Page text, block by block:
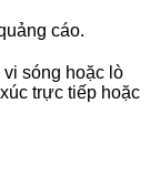
cáo.
sóng hoặc lò
trực tiếp hoặc